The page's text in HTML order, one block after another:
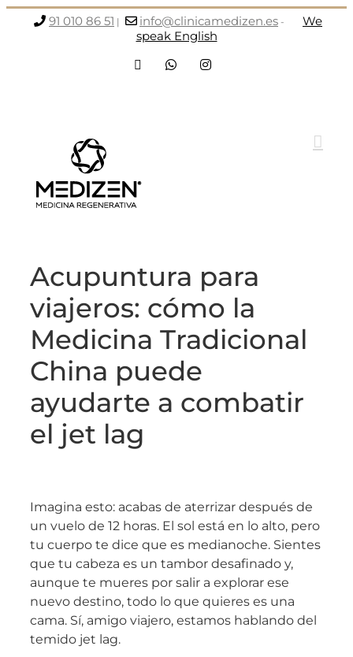
91 010 86 51 | info@clinicamedizen.es -
We
speak English
FacebookWhatsAppInstagram
Acupuntura para
viajeros: cómo la
Medicina Tradicional
China puede
ayudarte a combatir
el jet lag
Imagina esto: acabas de aterrizar después de
un vuelo de 12 horas. El sol está en lo alto, pero
tu cuerpo te dice que es medianoche. Sientes
que tu cabeza es un tambor desafinado y,
aunque te mueres por salir a explorar ese
nuevo destino, todo lo que quieres es una
cama. Sí, amigo viajero, estamos hablando del
temido jet lag.